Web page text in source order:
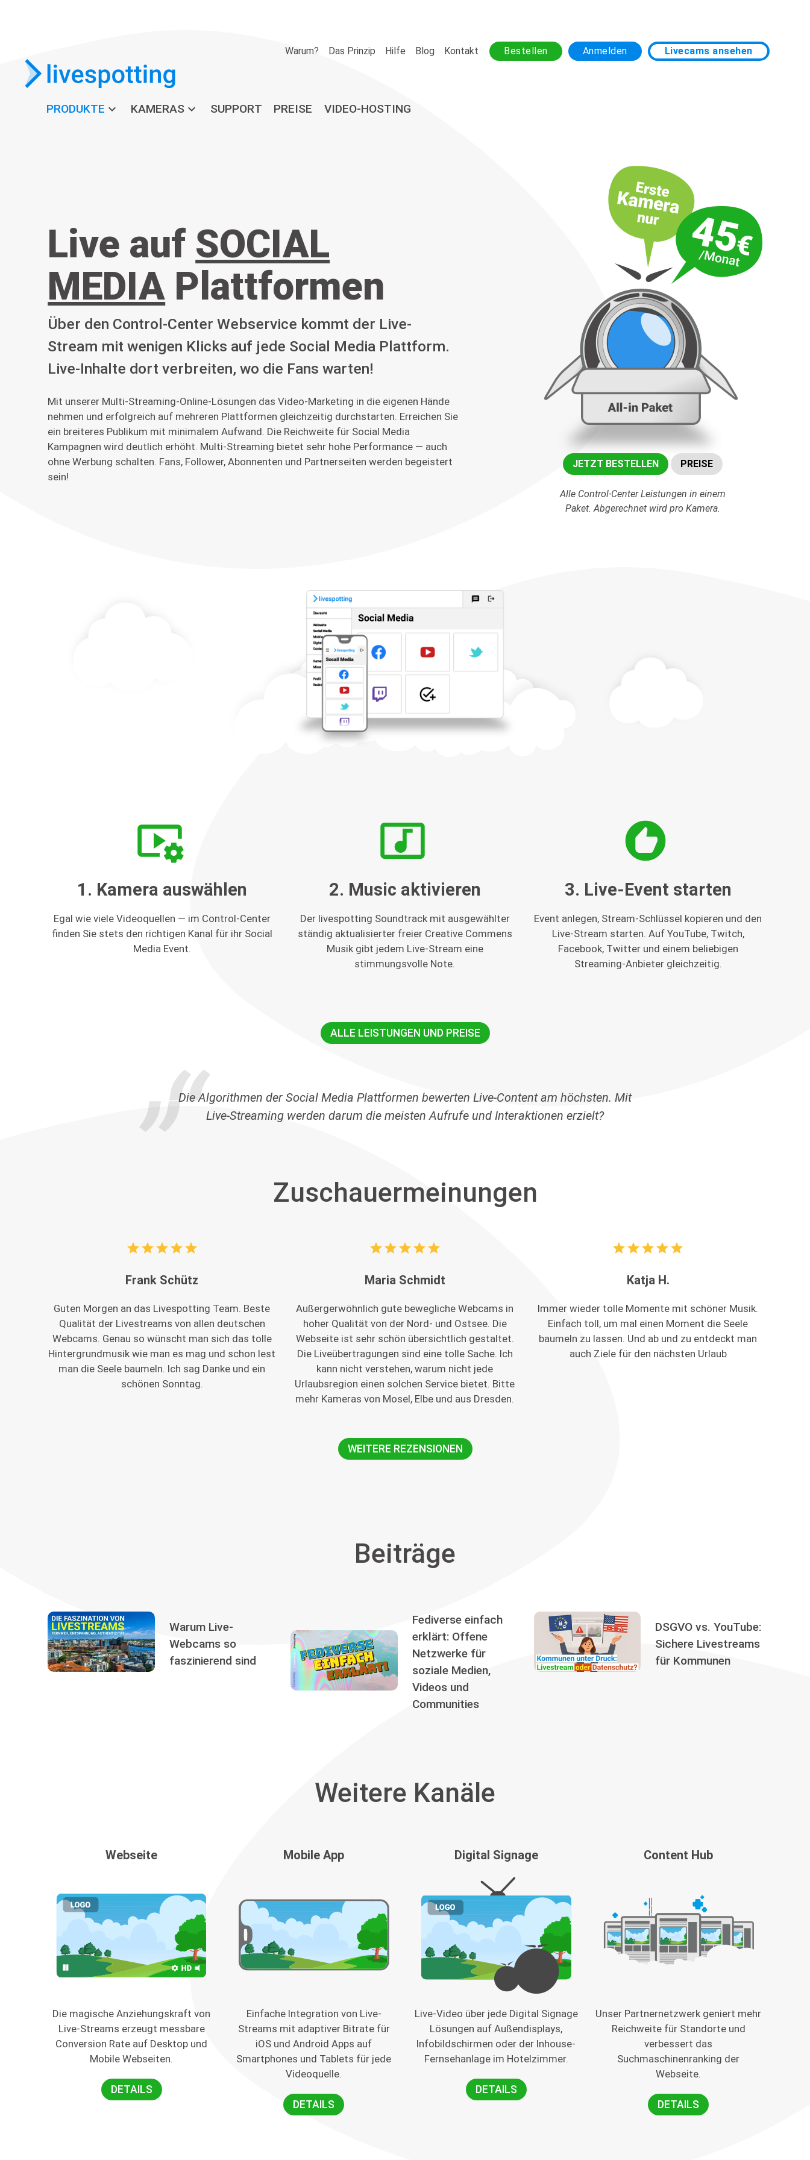
Warum? Das Prinzip Hilfe Blog Kontakt Bestellen Anmelden Livecams ansehen
PRODUKTE expand_more KAMERASexpand_more SUPPORT PREISE VIDEO-HOSTING
Live auf SOCIAL
MEDIA Plattformen
Über den Control-Center Webservice kommt der Live-
Stream mit wenigen Klicks auf jede Social Media Plattform.
Live-Inhalte dort verbreiten, wo die Fans warten!
Mit unserer Multi-Streaming-Online-Lösungen das Video-Marketing in die eigenen Hände
nehmen und erfolgreich auf mehreren Plattformen gleichzeitig durchstarten. Erreichen Sie
ein breiteres Publikum mit minimalem Aufwand. Die Reichweite für Social Media
Kampagnen wird deutlich erhöht. Multi-Streaming bietet sehr hohe Performance — auch
ohne Werbung schalten. Fans, Follower, Abonnenten und Partnerseiten werden begeistert
sein!
JETZT BESTELLEN PREISE
Alle Control-Center Leistungen in einem
Paket. Abgerechnet wird pro Kamera.
video_settings
1. Kamera auswählen
Egal wie viele Videoquellen — im Control-Center
finden Sie stets den richtigen Kanal für ihr Social
Media Event.
music_video
2. Music aktivieren
Der livespotting Soundtrack mit ausgewählter
ständig aktualisierter freier Creative Commens
Musik gibt jedem Live-Stream eine
stimmungsvolle Note.
recommend
3. Live-Event starten
Event anlegen, Stream-Schlüssel kopieren und den
Live-Stream starten. Auf YouTube, Twitch,
Facebook, Twitter und einem beliebigen
Streaming-Anbieter gleichzeitig.
ALLE LEISTUNGEN UND PREISE
Die Algorithmen der Social Media Plattformen bewerten Live-Content am höchsten. Mit
Live-Streaming werden darum die meisten Aufrufe und Interaktionen erzielt?
Zuschauermeinungen
starstarstarstarstar
Frank Schütz
Guten Morgen an das Livespotting Team. Beste
Qualität der Livestreams von allen deutschen
Webcams. Genau so wünscht man sich das tolle
Hintergrundmusik wie man es mag und schon lest
man die Seele baumeln. Ich sag Danke und ein
schönen Sonntag.
starstarstarstarstar
Maria Schmidt
Außergerwöhnlich gute bewegliche Webcams in
hoher Qualität von der Nord- und Ostsee. Die
Webseite ist sehr schön übersichtlich gestaltet.
Die Liveübertragungen sind eine tolle Sache. Ich
kann nicht verstehen, warum nicht jede
Urlaubsregion einen solchen Service bietet. Bitte
mehr Kameras von Mosel, Elbe und aus Dresden.
starstarstarstarstar
Katja H.
Immer wieder tolle Momente mit schöner Musik.
Einfach toll, um mal einen Moment die Seele
baumeln zu lassen. Und ab und zu entdeckt man
auch Ziele für den nächsten Urlaub
WEITERE REZENSIONEN
Beiträge
Warum Live-
Webcams so
faszinierend sind
Fediverse einfach
erklärt: Offene
Netzwerke für
soziale Medien,
Videos und
Communities
DSGVO vs. YouTube:
Sichere Livestreams
für Kommunen
Weitere Kanäle
Webseite
Die magische Anziehungskraft von
Live-Streams erzeugt messbare
Conversion Rate auf Desktop und
Mobile Webseiten.
DETAILS
Mobile App
Einfache Integration von Live-
Streams mit adaptiver Bitrate für
iOS und Android Apps auf
Smartphones und Tablets für jede
Videoquelle.
DETAILS
Digital Signage
Live-Video über jede Digital Signage
Lösungen auf Außendisplays,
Infobildschirmen oder der Inhouse-
Fernsehanlage im Hotelzimmer.
DETAILS
Content Hub
Unser Partnernetzwerk geniert mehr
Reichweite für Standorte und
verbessert das
Suchmaschinenranking der
Webseite.
DETAILS